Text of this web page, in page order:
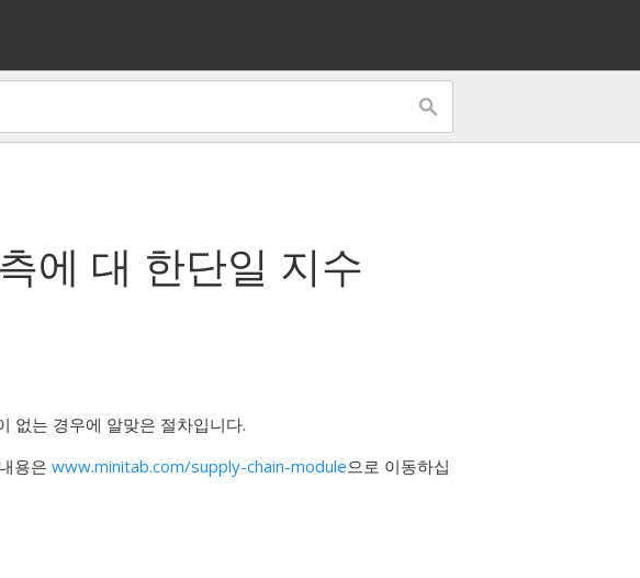
에 대 한단일 지수
없는 경우에 알맞은 절차입니다.
용은 www.minitab.com/supply-chain-module으로 이동하십